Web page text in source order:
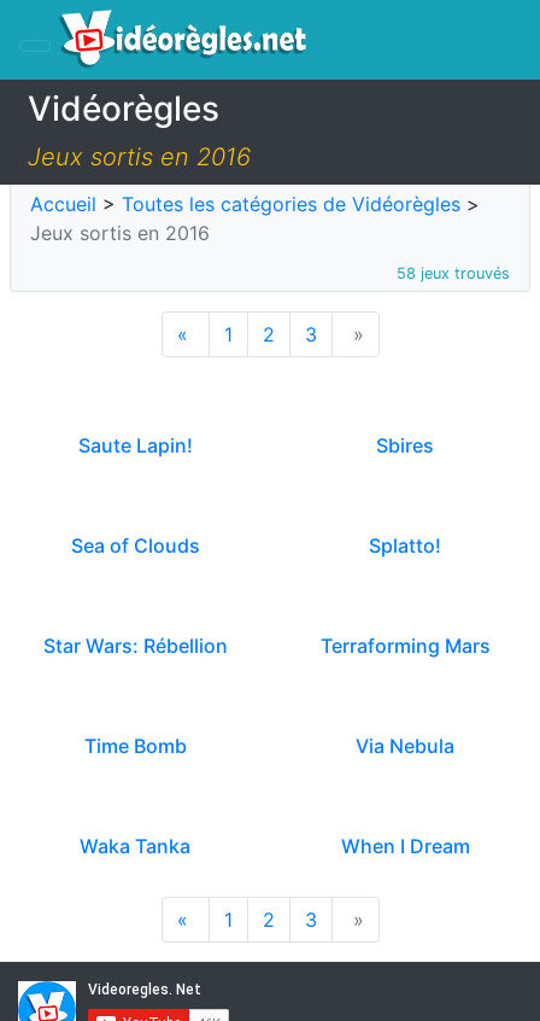
Vidéorègles
Jeux sortis en 2016
Accueil > Toutes les catégories de Vidéorègles >
Jeux sortis en 2016
58 jeux trouvés
« 1 2 3 »
Saute Lapin! Sbires
Sea of Clouds Splatto!
Star Wars: Rébellion Terraforming Mars
Time Bomb Via Nebula
Waka Tanka When I Dream
« 1 2 3 »